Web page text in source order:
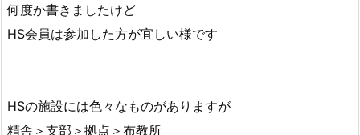
何度か書きましたけど
HS会員は参加した方が宜しい様です
HSの施設には色々なものがありますが
精舎＞支部＞拠点＞布教所